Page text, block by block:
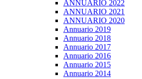
ANNUARIO 2022
ANNUARIO 2021
ANNUARIO 2020
Annuario 2019
Annuario 2018
Annuario 2017
Annuario 2016
Annuario 2015
Annuario 2014